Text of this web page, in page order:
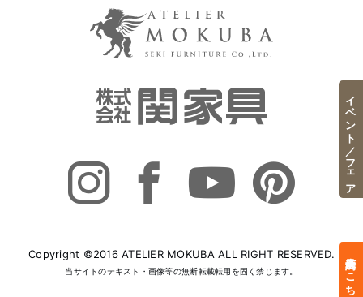
Copyright ©2016 ATELIER MOKUBA ALL RIGHT RESERVED.
当サイトのテキスト・画像等の無断転載転用を固く禁じます。 来店予約はこちら
イベント／フェア